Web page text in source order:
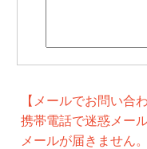
【メールでお問い合
携帯電話で迷惑メー
メールが届きません